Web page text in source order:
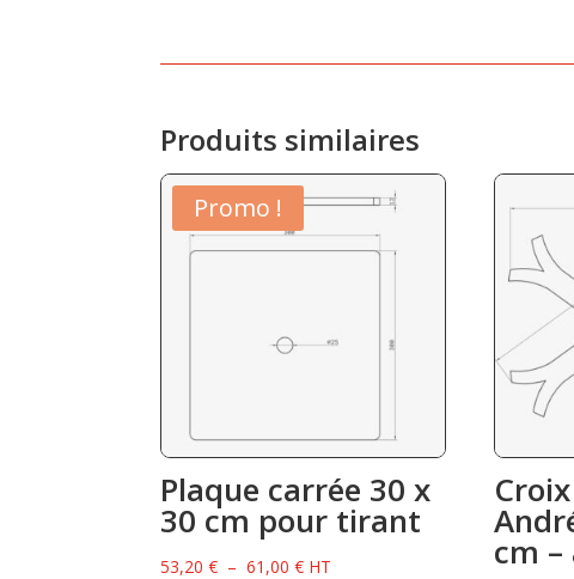
Produits similaires
Promo !
Plaque carrée 30 x
30 cm pour tirant
53,20€ – 61,00€Plage
HT cm